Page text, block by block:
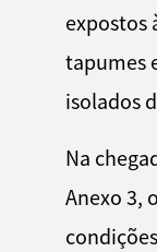
expostos
tapumes
isolados
Na
Anexo 3,